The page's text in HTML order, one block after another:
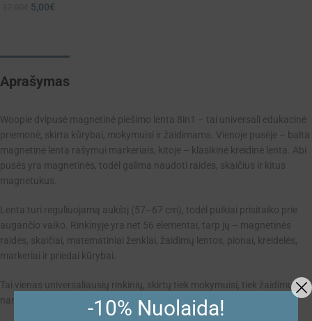
5,00€
Aprašymas
Woopie dvipusė magnetinė piešimo lenta 8in1 – tai universali edukacinė
priemonė, skirta kūrybai, mokymuisi ir žaidimams. Vienoje pusėje – balta
magnetinė lenta rašymui markeriais, kitoje – klasikinė kreidinė lenta. Abi
pusės yra magnetinės, todėl galima naudoti raides, skaičius ir kitus
magnetukus.
Lenta turi reguliuojamą aukštį (57–67 cm), todėl puikiai prisitaiko prie
augančio vaiko. Rinkinyje yra net 56 elementai, tarp jų – magnetinės
raidės, skaičiai, matematiniai ženklai, žaidimų lentos, pionai, kreidelės,
markeriai ir priedai kūrybai.
Tai vienas universaliausių rinkinių, skirtų tiek mokymuisi, tiek žaidimui
namuose ar darželyje.-10% Nuolaida!